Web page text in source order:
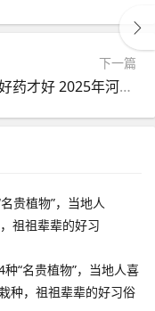
下一篇
药材好药才好 2025年河南省中药材种植规模将达600万亩
种“名贵植物”，当地人喜
种，祖祖辈辈的好习俗